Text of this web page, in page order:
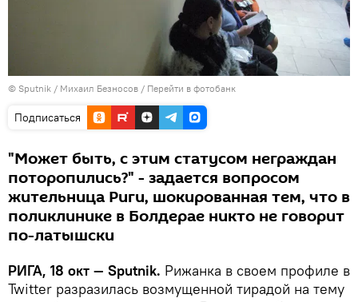
© Sputnik / Михаил Безносов / Перейти в фотобанк
Подписаться
"Может быть, с этим статусом неграждан
поторопились?" - задается вопросом
жительница Риги, шокированная тем, что в
поликлинике в Болдерае никто не говорит
по-латышски
РИГА, 18 окт — Sputnik. Рижанка в своем профиле в
Twitter разразилась возмущенной тирадой на тему